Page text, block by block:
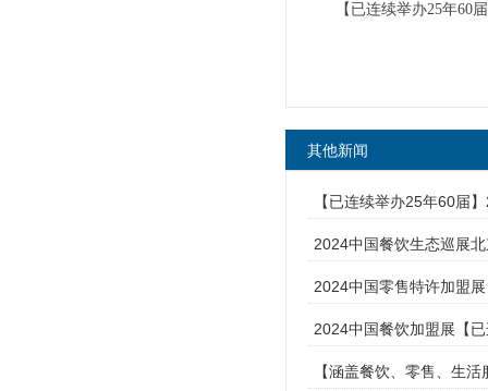
【已连续举办25年60
其他新闻
【已连续举办25年60届
2024中国餐饮生态巡展
2024中国零售特许加盟
2024中国餐饮加盟展【
【涵盖餐饮、零售、生